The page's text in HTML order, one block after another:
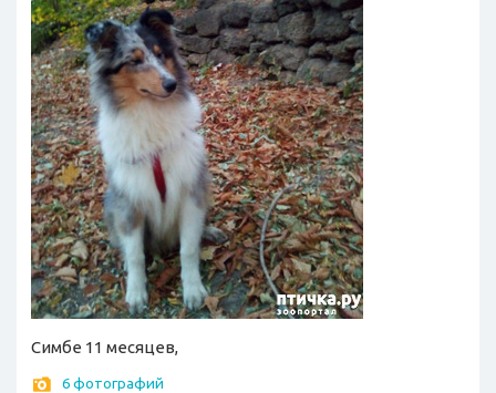
Симбе 11 месяцев,
6 фотографий